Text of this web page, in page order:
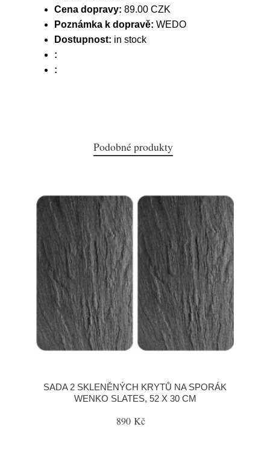
Cena dopravy: 89.00 CZK
Poznámka k dopravě: WEDO
Dostupnost: in stock
:
:
Podobné produkty
SADA 2 SKLENĚNÝCH KRYTŮ NA SPORÁK
WENKO SLATES, 52 X 30 CM
890 Kč